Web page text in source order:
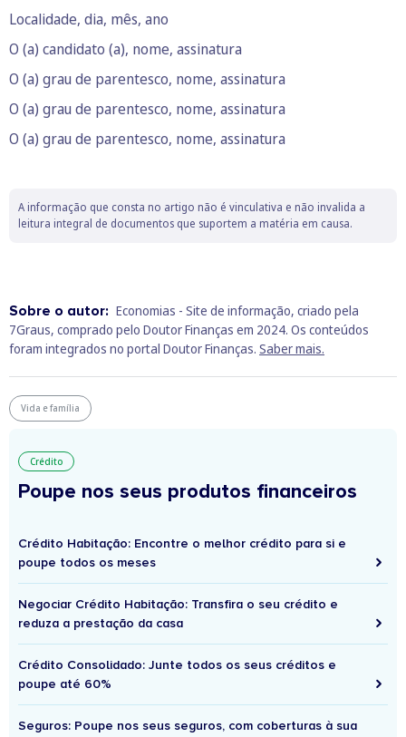
Localidade, dia, mês, ano
O (a) candidato (a), nome, assinatura
O (a) grau de parentesco, nome, assinatura
O (a) grau de parentesco, nome, assinatura
O (a) grau de parentesco, nome, assinatura
A informação que consta no artigo não é vinculativa e não invalida a
leitura integral de documentos que suportem a matéria em causa.
Sobre o autor: Economias - Site de informação, criado pela
7Graus, comprado pelo Doutor Finanças em 2024. Os conteúdos
foram integrados no portal Doutor Finanças. Saber mais.
Vida e família
Crédito
Poupe nos seus produtos financeiros
Crédito Habitação: Encontre o melhor crédito para si e
poupe todos os meses
Negociar Crédito Habitação: Transfira o seu crédito e
reduza a prestação da casa
Crédito Consolidado: Junte todos os seus créditos e
poupe até 60%
Seguros: Poupe nos seus seguros, com coberturas à sua